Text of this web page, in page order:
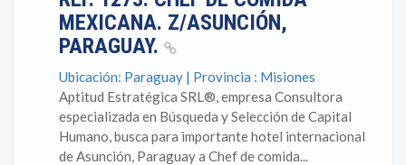
MEXICANA. Z/ASUNCIÓN,
PARAGUAY.
Ubicación: Paraguay | Provincia : Misiones
Aptitud Estratégica SRL®, empresa Consultora
especializada en Búsqueda y Selección de Capital
Humano, busca para importante hotel internacional
de Asunción, Paraguay a Chef de comida...